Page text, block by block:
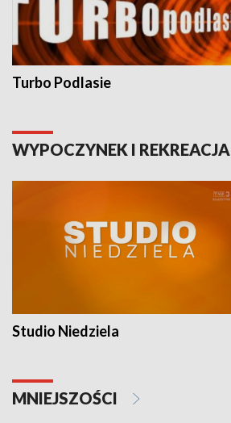
Turbo Podlasie
WYPOCZYNEK I REKREACJA
Studio Niedziela
MNIEJSZOŚCI